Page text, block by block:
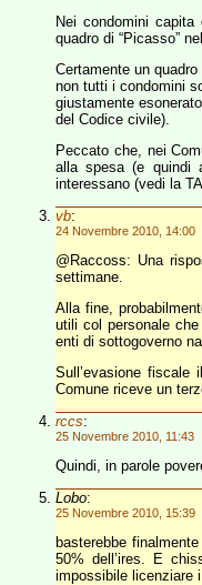
Nei condomini
quadro di “Picasso”
Certamente un
non tutti i condomini
giustamente
del Codice civile).
Peccato che, nei
alla spesa (e quindi
interessano (vedi la
vb:
24 Novembre 2010, 14:00
@Raccoss: Una
settimane.
Alla fine,
utili col personale
enti di sottogoverno
Sull’evasione
Comune riceve un
rccs:
25 Novembre 2010, 11:43
Quindi, in parole
Lobo:
25 Novembre 2010, 15:39
basterebbe
50% dell’ires. E
impossibile licenziare